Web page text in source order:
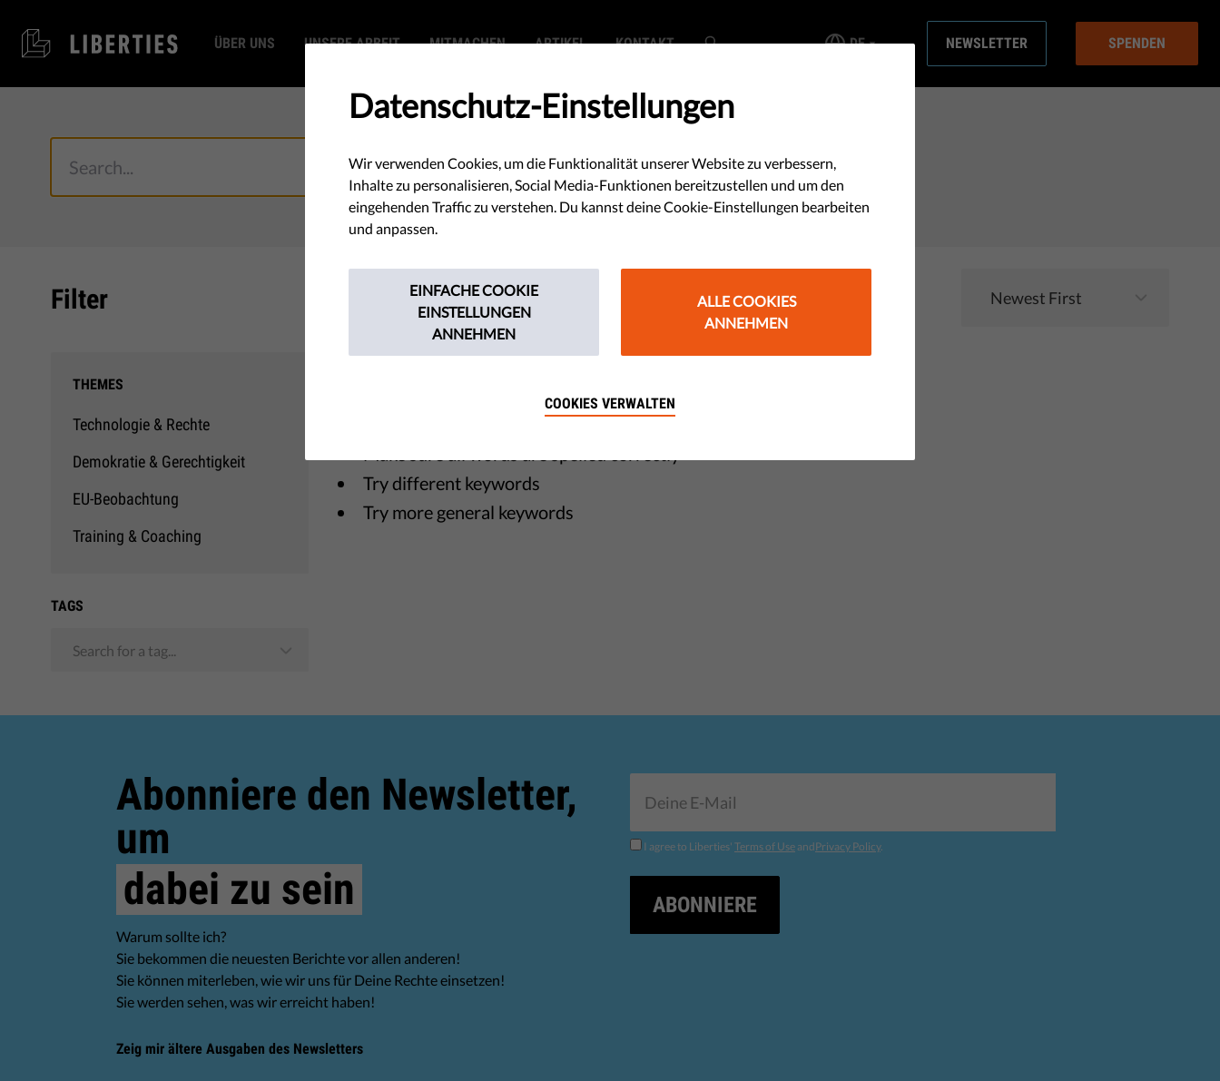
ÜBER UNS UNSERE ARBEIT MITMACHEN ARTIKEL KONTAKT DE NEWSLETTER SPENDEN
SEARCH
Filter
THEMES
Technologie & Rechte
Demokratie & Gerechtigkeit
EU-Beobachtung
Training & Coaching
TAGS
Search for a tag...
Your search did not match any content.
Try different keywords
Try more general keywords
Abonniere den Newsletter,
um
dabei zu sein
Warum sollte ich?
Sie bekommen die neuesten Berichte vor allen anderen!
Sie können miterleben, wie wir uns für Deine Rechte einsetzen!
Sie werden sehen, was wir erreicht haben!
Zeig mir ältere Ausgaben des Newsletters
I agree to Liberties' Terms of Use andPrivacy Policy.
ABONNIERE
Datenschutz-Einstellungen
Wir verwenden Cookies, um die Funktionalität unserer Website zu verbessern,
Inhalte zu personalisieren, Social Media-Funktionen bereitzustellen und um den
eingehenden Traffic zu verstehen. Du kannst deine Cookie-Einstellungen bearbeiten
und anpassen.
EINFACHE COOKIE
EINSTELLUNGEN
ANNEHMEN
ALLE COOKIES
ANNEHMEN
COOKIES VERWALTEN